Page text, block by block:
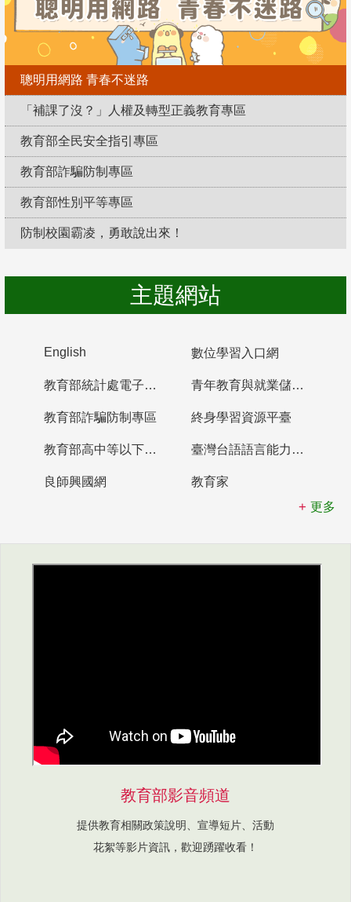
聰明用網路 青春不迷路
「補課了沒？」人權及轉型正義教育專區
教育部全民安全指引專區
教育部詐騙防制專區
教育部性別平等專區
防制校園霸凌，勇敢說出來！
主題網站
English 數位學習入口網
教育部統計處電子書櫃 青年教育與就業儲蓄帳戶
教育部詐騙防制專區 終身學習資源平臺
教育部高中等以下學校及幼兒園教師資格檢定考試 臺灣台語語言能力認證網站
良師興國網
教育家
更多
教育部影音頻道
提供教育相關政策說明、宣導短片、活動
花絮等影片資訊，歡迎踴躍收看！